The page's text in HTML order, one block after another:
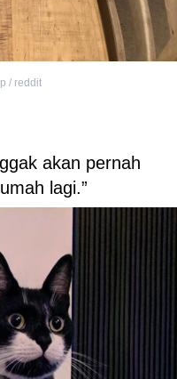
/ reddit
akan pernah
lagi.”